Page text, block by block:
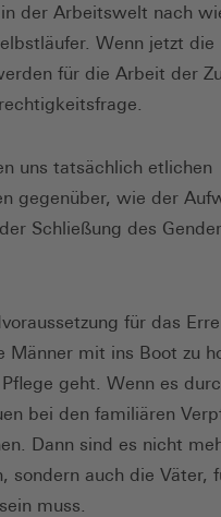
der Arbeitswelt nach
Wenn jetzt die
für die Arbeit der
uns tatsächlich etlichen
gegenüber, wie der
Schließung des
für das
mit ins Boot zu
geht. Wenn es
bei den familiären
Dann sind es nicht
sondern auch die Väter,
muss.